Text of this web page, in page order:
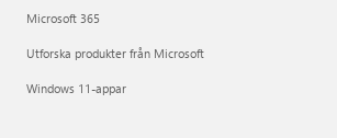
Microsoft 365
Utforska produkter från Microsoft
Windows 11-appar